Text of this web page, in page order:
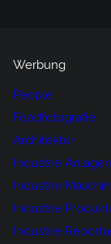
Werbung
People
Foodfotografie
Architektur
Industrie Anlagen
Industrie
Industrie
Industrie